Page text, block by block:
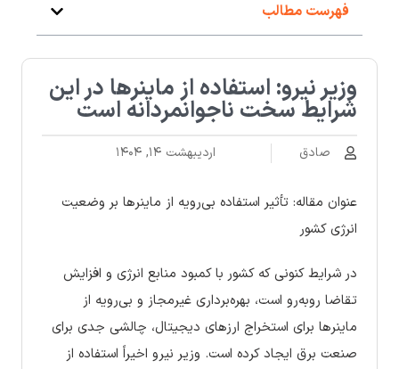
فهرست مطالب
وزیر نیرو: استفاده از ماینرها در این
شرایط سخت ناجوانمردانه است
صادق اردیبهشت ۱۴, ۱۴۰۴
عنوان مقاله: تأثیر استفاده بی‌رویه از ماینرها بر وضعیت
انرژی کشور
در شرایط کنونی که کشور با کمبود منابع انرژی و افزایش
تقاضا روبه‌رو است، بهره‌برداری غیرمجاز و بی‌رویه از
ماینرها برای استخراج ارزهای دیجیتال، چالشی جدی برای
صنعت برق ایجاد کرده است. وزیر نیرو اخیراً استفاده از